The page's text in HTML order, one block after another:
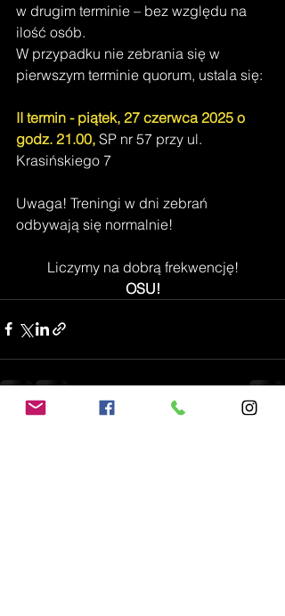
w drugim terminie – bez względu na
ilość osób.
W przypadku nie zebrania się w
pierwszym terminie quorum, ustala się:
II termin - piątek, 27 czerwca 2025 o
godz. 21.00, SP nr 57 przy ul.
Krasińskiego 7
Uwaga! Treningi w dni zebrań
odbywają się normalnie!
Liczymy na dobrą frekwencję!
OSU!